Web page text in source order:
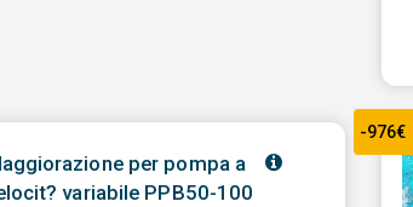
per pompa a
variabile PPB50-100
-976€